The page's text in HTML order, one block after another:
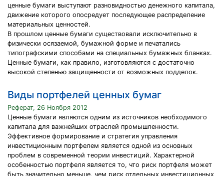
ценные бумаги выступают разновидностью денежного капитала,
движение которого опосредует последующее распределение
материальных ценностей.
В прошлом ценные бумаги существовали исключительно в
физически осязаемой, бумажной форме и печатались
типографскими способами на специальных бумажных бланках.
Ценные бумаги, как правило, изготовляются с достаточно
высокой степенью защищенности от возможных подделок.
Виды портфелей ценных бумаг
Реферат, 26 Ноября 2012
Ценные бумаги являются одним из источников необходимого
капитала для важнейших отраслей промышленности.
Эффективное формирование и стратегия управления
инвестиционным портфелем является одной из основных
проблем в современной теории инвестиций. Характерной
особенностью портфеля является то, что риск портфеля может
быть значительно меньше, чем риск отдельных инвестиционных